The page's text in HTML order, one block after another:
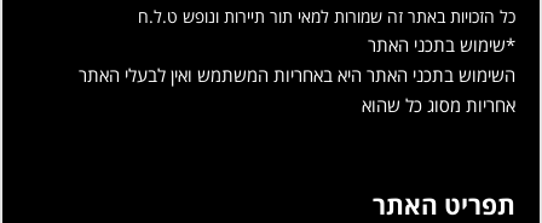
כל הזכויות באתר זה שמורות למאי תור תיירות ונופש ט.ל.ח
*שימוש בתכני האתר
השימוש בתכני האתר היא באחריות המשתמש ואין לבעלי האתר
אחריות מסוג כל שהוא
תפריט האתר